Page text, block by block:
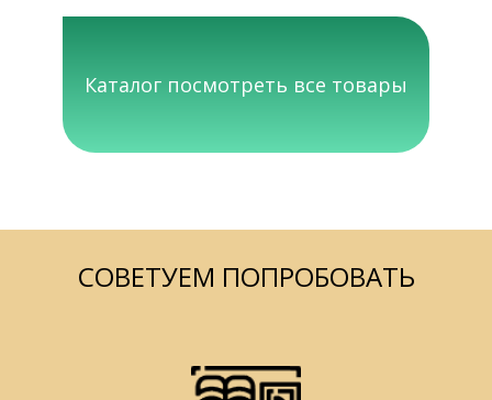
Каталог посмотреть все товары
СОВЕТУЕМ ПОПРОБОВАТЬ